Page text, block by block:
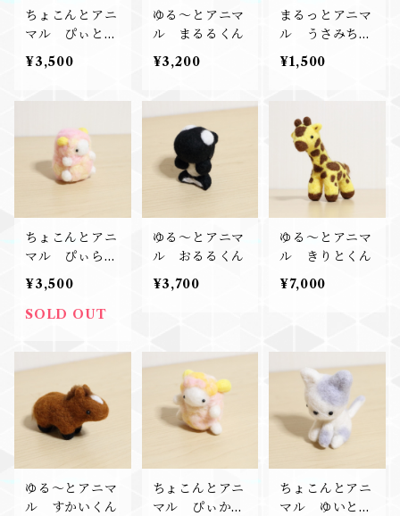
ちょこんとアニ
マル ぴぃとく
ん
¥3,500
ゆる～とアニマ
ル まるるくん
¥3,200
まるっとアニマ
ル うさみちゃ
ん
¥1,500
ちょこんとアニ
マル ぴぃらち
ゃん
¥3,500
SOLD OUT
ゆる～とアニマ
ル おるるくん
¥3,700
ゆる～とアニマ
ル きりとくん
¥7,000
ゆる～とアニマ
ル すかいくん
ちょこんとアニ
マル ぴぃかち
ちょこんとアニ
マル ゆいとく